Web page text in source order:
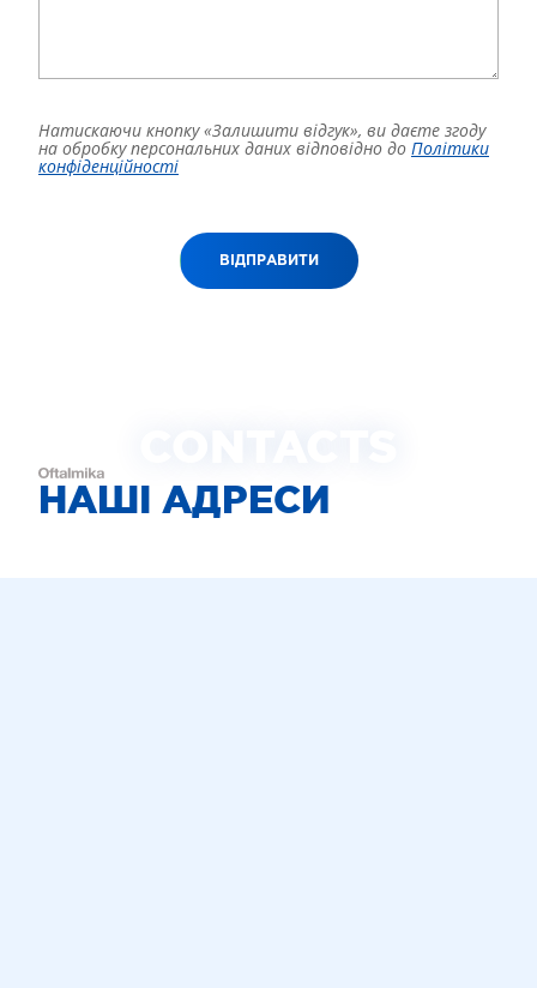
Натискаючи кнопку «Залишити відгук», ви даєте згоду
на обробку персональних даних відповідно до Політики
конфіденційності
ВІДПРАВИТИ
НАШІ АДРЕСИ